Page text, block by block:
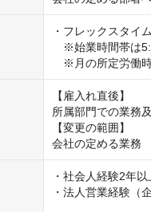
・フレックスタイ
※始業時間帯は
※月の所定労働時
【雇入れ直後】
所属部門での業務
【変更の範囲】
会社の定める業務
・社会人経験2年以
・法人営業経験（